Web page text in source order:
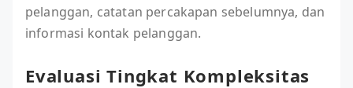
pelanggan, catatan percakapan sebelumnya, dan
informasi kontak pelanggan.
Evaluasi Tingkat Kompleksitas